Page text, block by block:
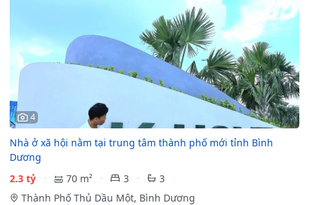
4
Nhà ở xã hội nằm tại trung tâm thành phố mới tỉnh Bình
Dương
2.3 tỷ
70 m² 3
3
Thành Phố Thủ Dầu Một, Bình Dương